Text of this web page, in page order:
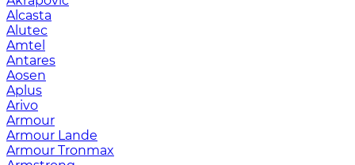
Alcasta
Alutec
Amtel
Antares
Aosen
Aplus
Arivo
Armour
Armour Lande
Armour Tronmax